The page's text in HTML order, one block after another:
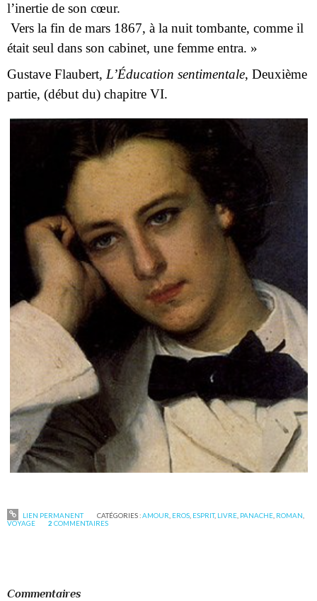
l’inertie de son cœur.
Vers la fin de mars 1867, à la nuit tombante, comme il
était seul dans son cabinet, une femme entra. »
Gustave Flaubert, L’Éducation sentimentale, Deuxième
partie, (début du) chapitre VI.
LIEN PERMANENT CATÉGORIES :AMOUR EROS, ESPRIT, LIVRE, PANACHE, ROMAN
VOYAGE
2 COMMENTAIRES
Commentaires